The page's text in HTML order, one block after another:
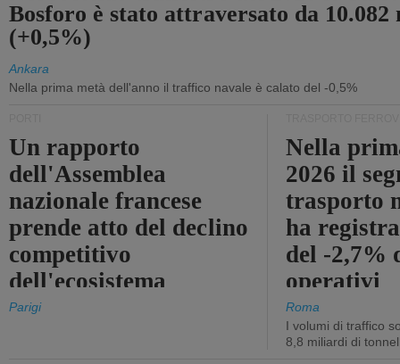
Bosforo è stato attraversato da 10.082
(+0,5%)
Ankara
Nella prima metà dell'anno il traffico navale è calato del -0,5%
Un rapporto
dell'Assemblea
nazionale francese
prende atto del declino
competitivo
dell'ecosistema
portuale statale
Parigi
Nella
2026 il
trasporto
ha
del -2,7%
operativi
Roma
I volumi di traffico
8,8 miliardi di